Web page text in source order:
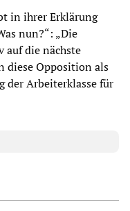
in ihrer Erklärung
nun?“: „Die
auf die nächste
diese Opposition als
der Arbeiterklasse für